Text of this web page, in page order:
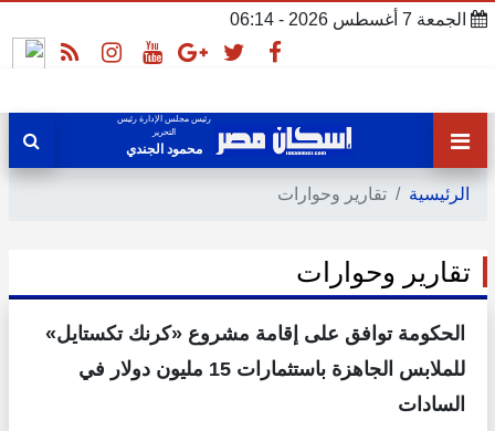
الجمعة 7 أغسطس 2026 - 06:14
رئيس مجلس الإدارة رئيس
التحرير
محمود الجندي
الرئيسية تقارير وحوارات
تقارير وحوارات
الحكومة توافق على إقامة مشروع «كرنك تكستايل»
للملابس الجاهزة باستثمارات 15 مليون دولار في
السادات